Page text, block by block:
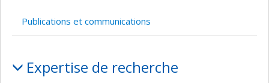
Publications et communications
Expertise de recherche